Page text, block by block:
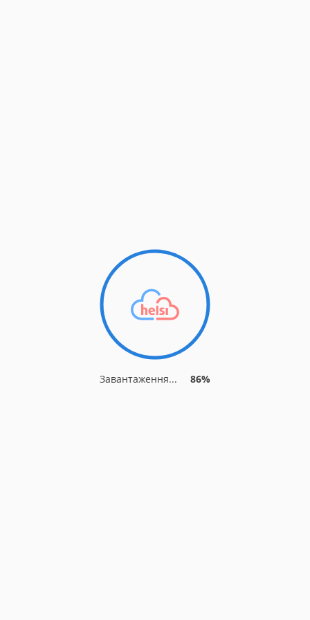
Завантаження... 92%